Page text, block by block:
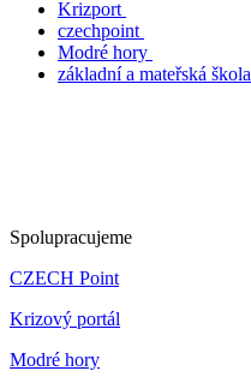
Krizport
czechpoint
Modré hory
základní a mateřská škola
Spolupracujeme
CZECH Point
Krizový portál
Modré hory